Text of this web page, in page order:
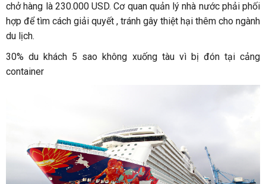
chở hàng là 230.000 USD. Cơ quan quản lý nhà nước phải phối
hợp để tìm cách giải quyết , tránh gây thiệt hại thêm cho ngành
du lịch.
30% du khách 5 sao không xuống tàu vì bị đón tại cảng
container